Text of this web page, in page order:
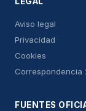
Aviso legal
Privacidad
Cookies
FUENTES